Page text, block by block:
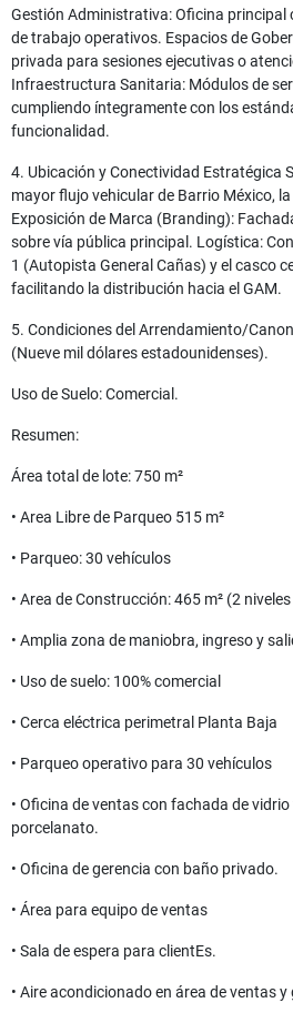
Gestión Administrativa: Oficina
de trabajo operativos. Espacios de
privada para sesiones ejecutivas o
Infraestructura Sanitaria: Módulos de
cumpliendo íntegramente con los
funcionalidad.
4. Ubicación y Conectividad Estratégica
mayor flujo vehicular de Barrio México,
Exposición de Marca (Branding):
sobre vía pública principal. Logística:
1 (Autopista General Cañas) y el casco
facilitando la distribución hacia el GAM.
5. Condiciones del Arrendamiento/
(Nueve mil dólares estadounidenses).
Uso de Suelo: Comercial.
Resumen:
Área total de lote: 750 m²
• Area Libre de Parqueo 515 m²
• Parqueo: 30 vehículos
• Area de Construcción: 465 m² (2
• Amplia zona de maniobra, ingreso y
• Uso de suelo: 100% comercial
• Cerca eléctrica perimetral Planta Baja
• Parqueo operativo para 30 vehículos
• Oficina de ventas con fachada de
porcelanato.
• Oficina de gerencia con baño privado.
• Área para equipo de ventas
• Sala de espera para clientEs.
• Aire acondicionado en área de ventas y